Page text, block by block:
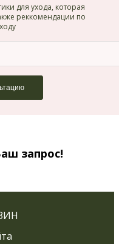
для ухода, которая
реккомендации по
запрос!